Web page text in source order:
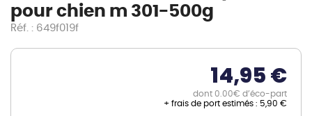
pour chien m 301-500g
Réf. : 649f019f
14,95 €
dont 0.00€ d’éco-part
+ frais de port estimés : 5,90 €